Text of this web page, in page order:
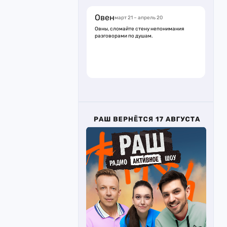
Овенмарт 21 – апрель 20
Овны, сломайте стену непонимания
разговорами по душам.